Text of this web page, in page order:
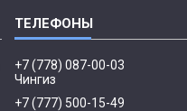
+7 (778) 087-00-03
Чингиз
+7 (777) 500-15-49